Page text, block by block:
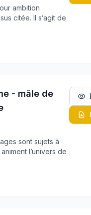
ambition
citée. Il s’agit de
- mâle de
sont sujets à
l’univers de